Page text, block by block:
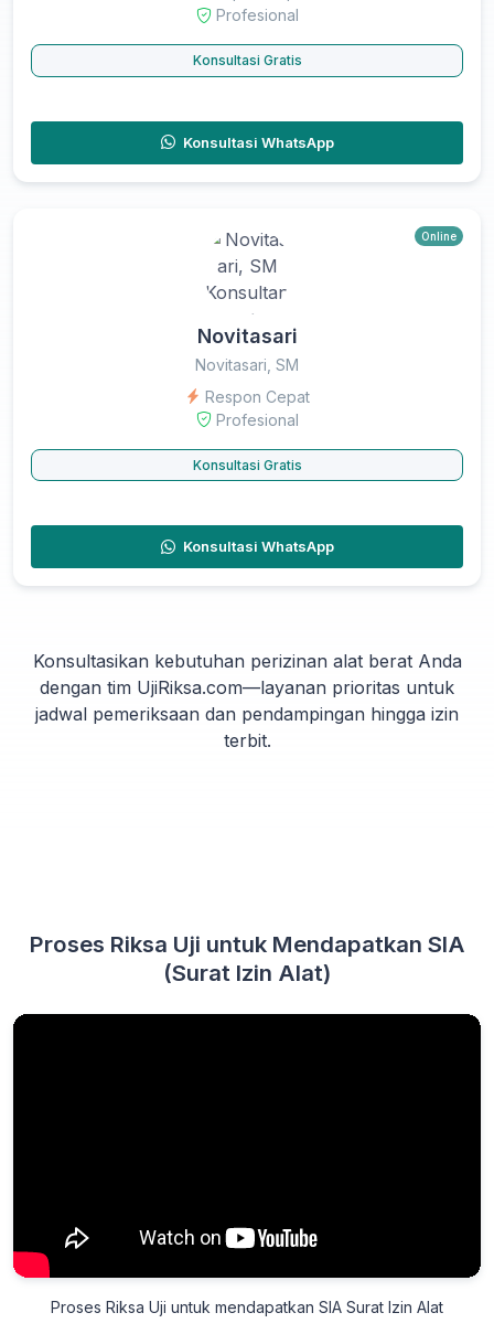
Profesional
Konsultasi Gratis
Konsultasi WhatsApp
Online
Novitasari
Novitasari, SM
Respon Cepat
Profesional
Konsultasi Gratis
Konsultasi WhatsApp
Konsultasikan kebutuhan perizinan alat berat Anda
dengan tim UjiRiksa.com—layanan prioritas untuk
jadwal pemeriksaan dan pendampingan hingga izin
terbit.
Proses Riksa Uji untuk Mendapatkan SIA
(Surat Izin Alat)
Proses Riksa Uji untuk mendapatkan SIA Surat Izin Alat